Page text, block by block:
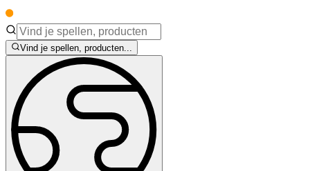
Vind je spellen, producten...